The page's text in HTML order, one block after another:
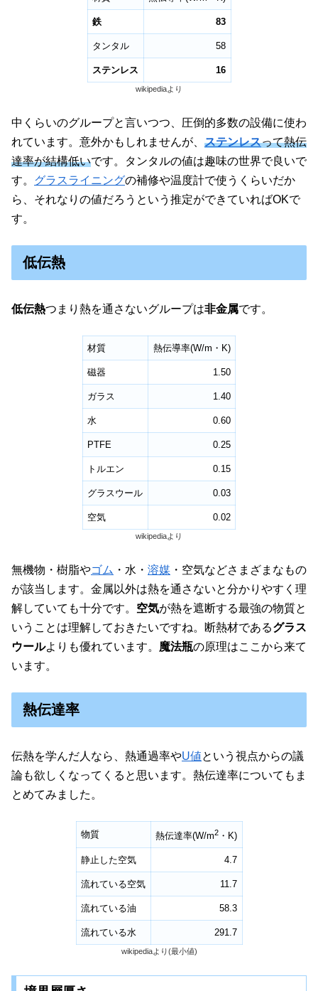
鉄 83
タンタル 58
ステンレス 16
wikipediaより
中くらいのグループと言いつつ、圧倒的多数の設備に使わ
れています。意外かもしれませんが、 ステンレスって熱伝
達率が結構低いです。タンタルの値は趣味の世界で良いで
す。 グラスライニングの補修や温度計で使うくらいだか
ら、それなりの値だろうという推定ができていればOKで
す。
低伝熱
低伝熱つまり熱を通さないグループは非金属です。
材質 熱伝導率(W/m・K)
磁器 1.50
ガラス 1.40
水 0.60
PTFE 0.25
トルエン 0.15
グラスウール 0.03
空気 0.02
wikipediaより
無機物・樹脂やゴム ・水・ 溶媒 ・空気などさまざまなもの
が該当します。金属以外は熱を通さないと分かりやすく理
解していても十分です。 空気が熱を遮断する最強の物質と
いうことは理解しておきたいですね。断熱材であるグラス
ウールよりも優れています。 魔法瓶の原理はここから来て
います。
熱伝達率
伝熱を学んだ人なら、熱通過率やU値という視点からの議
論も欲しくなってくると思います。熱伝達率についてもま
とめてみました。
物質 熱伝達率(W/m2 ・K)
静止した空気 4.7
流れている空気 11.7
流れている油 58.3
流れている水 291.7
wikipediaより(最小値)